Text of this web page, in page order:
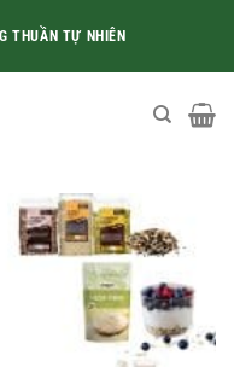
THUẦN TỰ NHIÊN